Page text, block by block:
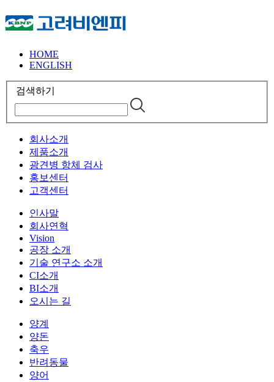
HOME
ENGLISH
검색하기
회사소개
제품소개
광견병 항체 검사
홍보센터
고객센터
인사말
회사연혁
Vision
공장 소개
기술 연구소 소개
CI소개
BI소개
오시는 길
양계
양돈
축우
반려동물
양어